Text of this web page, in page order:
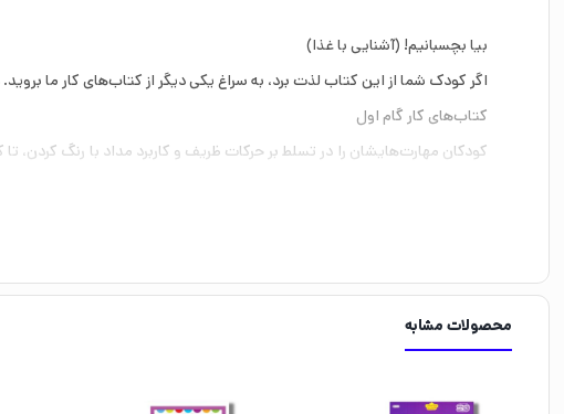
بیا بچسبانیم! (آشنایی با غذا)
اگر کودک شما از این کتاب لذت برد، به سراغ یکی دیگر از کتاب‌های کار ما
کتاب‌های کار گام اول
کودکان مهارت‌هایشان را در تسلط بر حرکات ظریف و کاربرد مداد با رنگ
محصولات مشابه